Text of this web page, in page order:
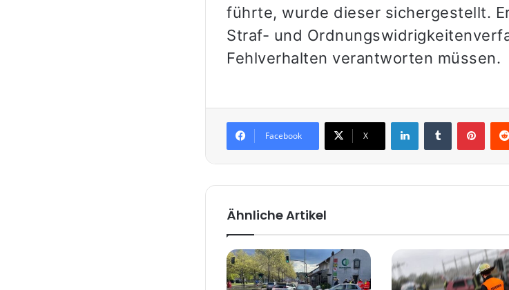
führte, wurde dieser sichergestellt.
Straf- und
Fehlverhalten verantworten müssen.
Facebook X
LinkedInTumblr
Ähnliche Artikel